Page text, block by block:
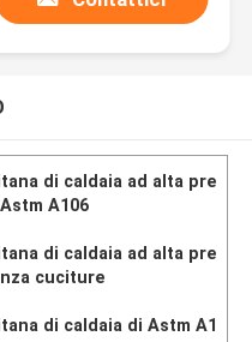
di caldaia ad alta pre
A106
di caldaia ad alta pre
cuciture
di caldaia di Astm A1